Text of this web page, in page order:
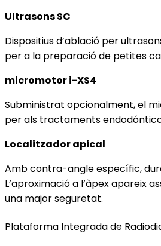
Ultrasons SC
Dispositius d’ablació per
per a la preparació de petites
micromotor i-XS4
Subministrat opcionalment, el
per als tractaments
Localitzador apical
Amb contra-angle específic,
L’aproximació a l’àpex
una major seguretat.
Plataforma Integrada de